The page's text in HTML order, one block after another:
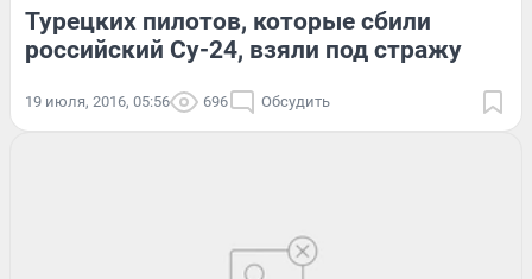
Турецких пилотов, которые сбили
российский Су-24, взяли под стражу
19 июля, 2016, 05:56 696 Обсудить